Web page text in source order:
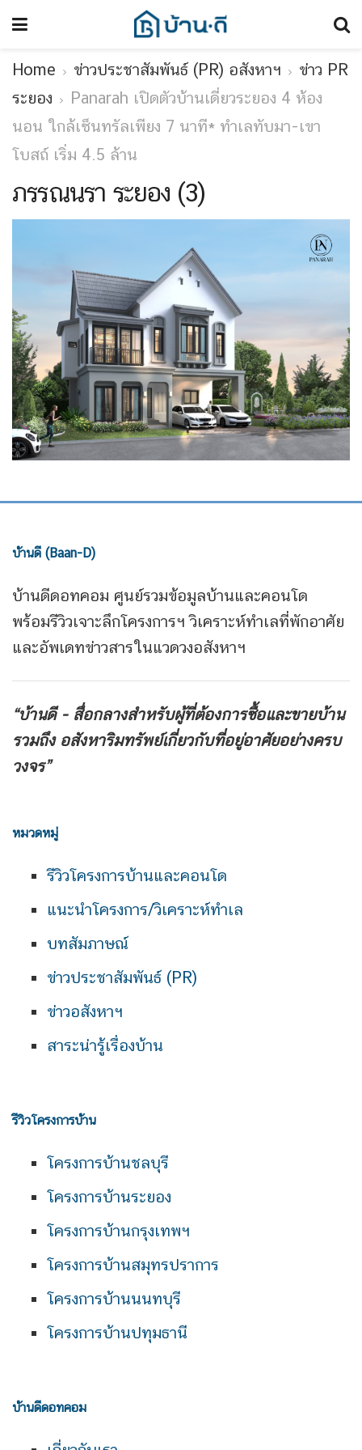
Home ข่าวประชาสัมพันธ์ (PR) อสังหาฯ
ข่าว PR
ระยอง
Panarah เปิดตัวบ้านเดี่ยวระยอง 4 ห้อง
นอน ใกล้เซ็นทรัลเพียง 7 นาที* ทำเลทับมา-เขา
โบสถ์ เริ่ม 4.5 ล้าน
ภรรณนรา ระยอง (3)
บ้านดี (Baan-D)
บ้านดีดอทคอม ศูนย์รวมข้อมูลบ้านและคอนโด
พร้อมรีวิวเจาะลึกโครงการฯ วิเคราะห์ทำเลที่พักอาศัย
และอัพเดทข่าวสารในแวดวงอสังหาฯ
“บ้านดี - สื่อกลางสำหรับผู้ที่ต้องการซื้อและขายบ้าน
รวมถึง อสังหาริมทรัพย์เกี่ยวกับที่อยู่อาศัยอย่างครบ
วงจร”
หมวดหมู่
รีวิวโครงการบ้านและคอนโด
แนะนำโครงการ/วิเคราะห์ทำเล
บทสัมภาษณ์
ข่าวประชาสัมพันธ์ (PR)
ข่าวอสังหาฯ
สาระน่ารู้เรื่องบ้าน
รีวิวโครงการบ้าน
โครงการบ้านชลบุรี
โครงการบ้านระยอง
โครงการบ้านกรุงเทพฯ
โครงการบ้านสมุทรปราการ
โครงการบ้านนนทบุรี
โครงการบ้านปทุมธานี
บ้านดีดอทคอม